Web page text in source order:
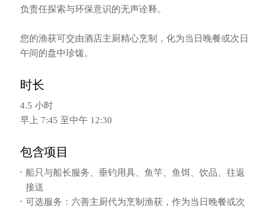
负责任探索与环保意识的无声诠释。
您的渔获可交由酒店主厨精心烹制，化为当日晚餐或次日
午间的盘中珍馐。
时长
4.5 小时
早上 7:45 至中午 12:30
包含项目
船只与船长服务、垂钓用具、鱼竿、鱼饵、饮品、往返
接送
可选服务：六善主厨代为烹制渔获，作为当日晚餐或次